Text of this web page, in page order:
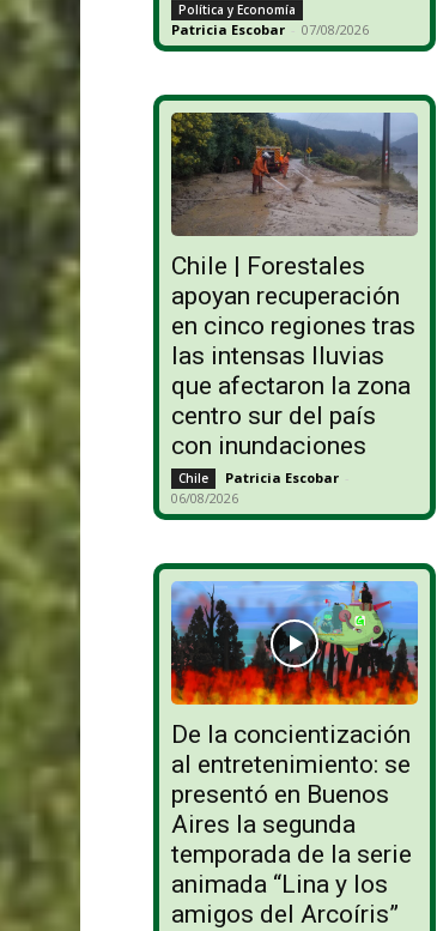
Política y Economía
Patricia Escobar - 07/08/2026
Chile | Forestales
apoyan recuperación
en cinco regiones tras
las intensas lluvias
que afectaron la zona
centro sur del país
con inundaciones
Chile Patricia Escobar -
06/08/2026
De la concientización
al entretenimiento: se
presentó en Buenos
Aires la segunda
temporada de la serie
animada “Lina y los
amigos del Arcoíris”